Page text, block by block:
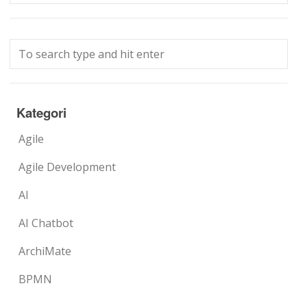
Kategori
Agile
Agile Development
AI
AI Chatbot
ArchiMate
BPMN